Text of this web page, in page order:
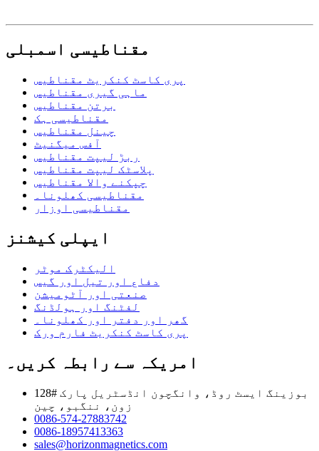
مقناطیسی اسمبلی
پری کاسٹ کنکریٹ مقناطیس
ماہی گیری مقناطیس
برتن مقناطیس
مقناطیسی ہک
چینل مقناطیس
آفس میگنیٹ
ربڑ لیپت مقناطیس
پلاسٹک لیپت مقناطیس
چپکنے والا مقناطیس
مقناطیسی کھلونا۔
مقناطیسی اوزار
ایپلی کیشنز
الیکٹرک موٹر
دفاع اور تیل اور گیس
صنعتی اور آٹومیشن
لفٹنگ اور ہولڈنگ
گھر اور دفتر اور کھلونا۔
پری کاسٹ کنکریٹ فارم ورک
امریکہ سے رابطہ کریں۔
128# بوزینگ ایسٹ روڈ، وانگچون انڈسٹریل پارک
زون، ننگبو، چین
0086-574-27883742
0086-18957413363
sales@horizonmagnetics.com